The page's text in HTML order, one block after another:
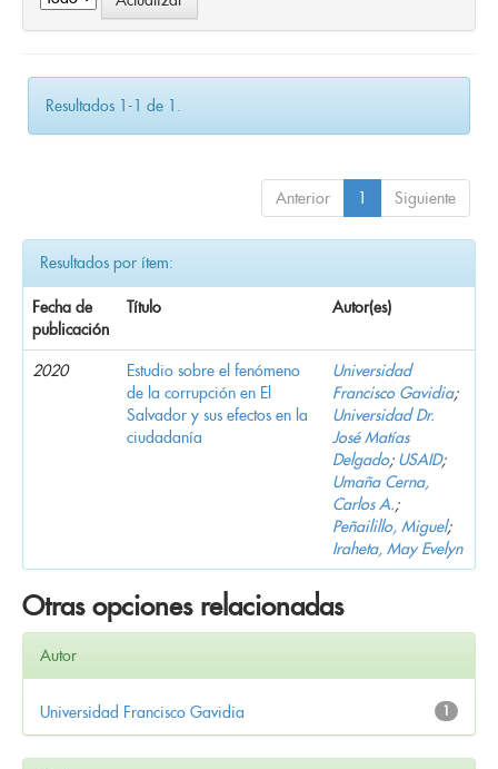
Resultados 1-1 de 1.
Anterior 1 Siguiente
Resultados por ítem:
Fecha de
publicación
Título Autor(es)
2020
Estudio sobre el fenómeno
de la corrupción en El
Salvador y sus efectos en la
ciudadanía
Universidad
Francisco Gavidia;
Universidad Dr.
José Matías
Delgado; USAID;
Umaña Cerna,
Carlos A.;
Peñailillo, Miguel;
Iraheta, May Evelyn
Otras opciones relacionadas
Autor
1
Universidad Francisco Gavidia